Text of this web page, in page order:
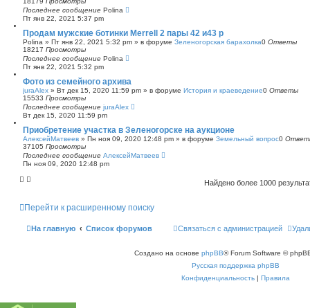
Последнее сообщение Polina
Пт янв 22, 2021 5:37 pm
Продам мужские ботинки Merrell 2 пары 42 и43 р
Polina » Пт янв 22, 2021 5:32 pm » в форуме Зеленогорская барахолка0 Ответы
18217 Просмотры
Последнее сообщение Polina
Пт янв 22, 2021 5:32 pm
Фото из семейного архива
juraAlex » Вт дек 15, 2020 11:59 pm » в форуме История и краеведение0 Ответы
15533 Просмотры
Последнее сообщение juraAlex
Вт дек 15, 2020 11:59 pm
Приобретение участка в Зеленогорске на аукционе
АлексейМатвеев » Пн ноя 09, 2020 12:48 pm » в форуме Земельный вопрос0
37105 Просмотры
Последнее сообщение АлексейМатвеев
Пн ноя 09, 2020 12:48 pm
Найдено более 1000
Перейти к расширенному поиску
На главную Список форумов Связаться с администрацией
Создано на основе phpBB® Forum Software ©
Русская поддержка phpBB
Конфиденциальность | Правила